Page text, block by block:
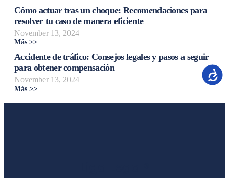
Cómo actuar tras un choque: Recomendaciones para
resolver tu caso de manera eficiente
November 13, 2024
Más >>
Accidente de tráfico: Consejos legales y pasos a seguir
para obtener compensación
November 13, 2024
Más >>